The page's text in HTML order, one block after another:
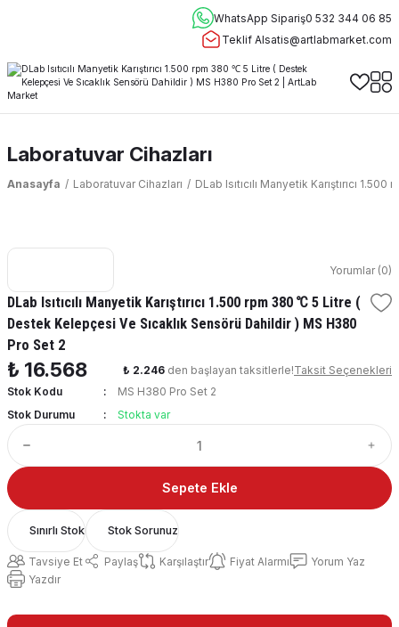
WhatsApp Sipariş0 532 344 06 85
Teklif Alsatis@artlabmarket.com
Laboratuvar Cihazları
Anasayfa Laboratuvar Cihazları DLab Isıtıcılı Manyetik Karıştırıcı
Yorumlar (0)
DLab Isıtıcılı Manyetik Karıştırıcı 1.500 rpm 380 ℃ 5 Litre (
Destek Kelepçesi Ve Sıcaklık Sensörü Dahildir ) MS H380
Pro Set 2
₺ 16.568 ₺ 2.246 den başlayan taksitlerle!Taksit Seçenekleri
Stok Kodu
MS H380 Pro Set 2
Stok Durumu
Stokta var
Sepete Ekle
Sınırlı Stok Stok Sorunuz
Tavsiye Et Paylaş Karşılaştır Fiyat Alarmı
Yorum Yaz
Yazdır